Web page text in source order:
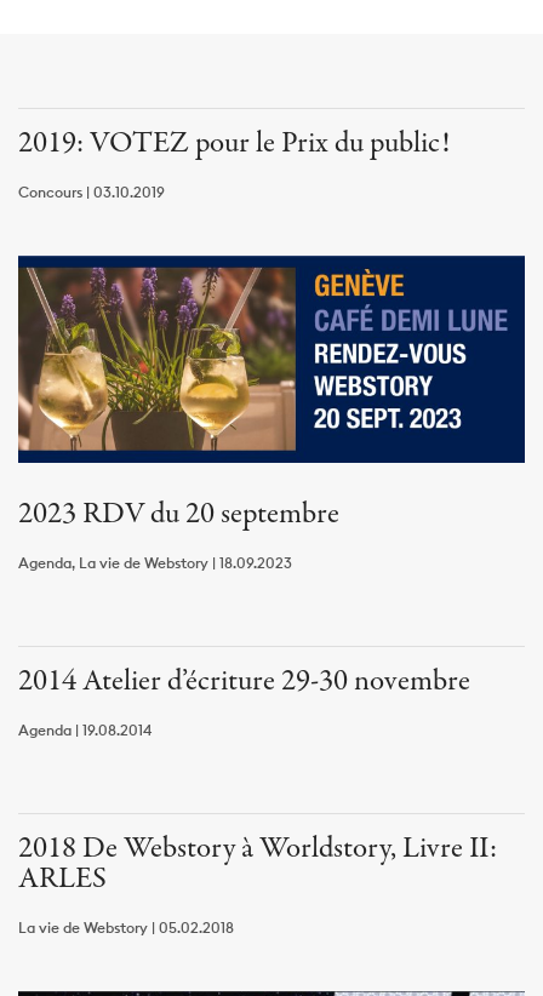
2019: VOTEZ pour le Prix du public!
Concours | 03.10.2019
2023 RDV du 20 septembre
Agenda, La vie de Webstory | 18.09.2023
2014 Atelier d’écriture 29-30 novembre
Agenda | 19.08.2014
2018 De Webstory à Worldstory, Livre II:
ARLES
La vie de Webstory | 05.02.2018